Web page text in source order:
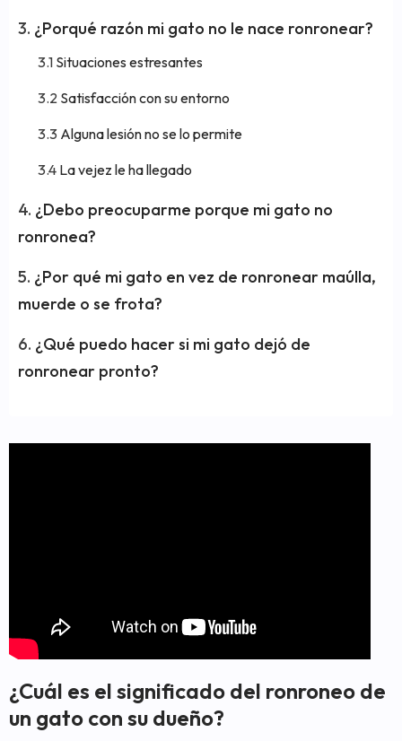
¿Porqué razón mi gato no le nace ronronear?
Situaciones estresantes
Satisfacción con su entorno
Alguna lesión no se lo permite
La vejez le ha llegado
¿Debo preocuparme porque mi gato no
ronronea?
¿Por qué mi gato en vez de ronronear maúlla,
muerde o se frota?
¿Qué puedo hacer si mi gato dejó de
ronronear pronto?
¿Cuál es el significado del ronroneo de
un gato con su dueño?